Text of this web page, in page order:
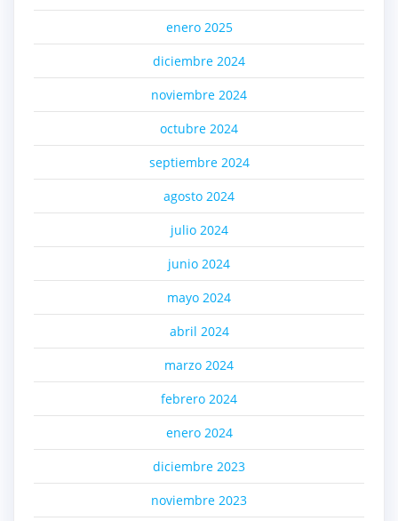
enero 2025
diciembre 2024
noviembre 2024
octubre 2024
septiembre 2024
agosto 2024
julio 2024
junio 2024
mayo 2024
abril 2024
marzo 2024
febrero 2024
enero 2024
diciembre 2023
noviembre 2023